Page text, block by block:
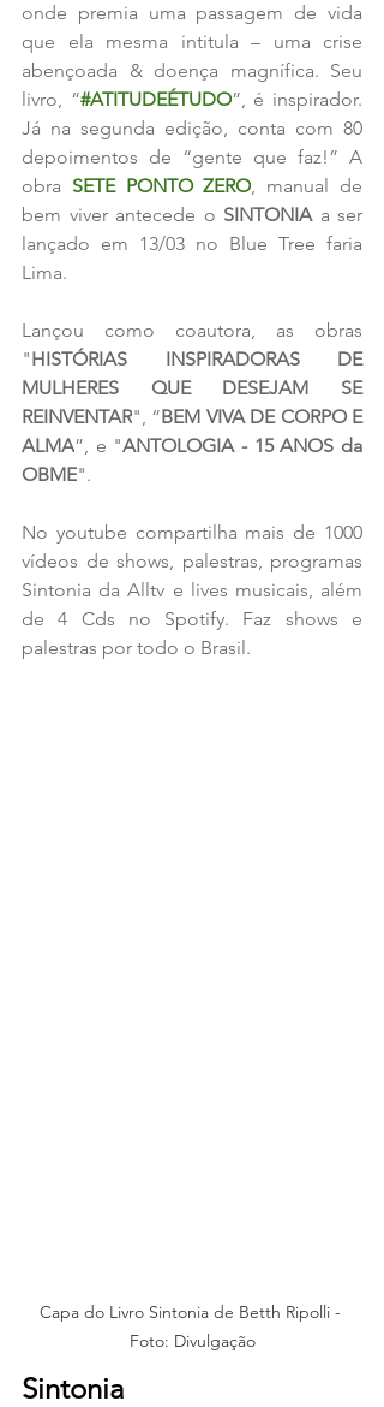
onde premia uma passagem de vida
que ela mesma intitula – uma crise
abençoada & doença magnífica. Seu
livro, “#ATITUDEÉTUDO”, é inspirador.
Já na segunda edição, conta com 80
depoimentos de “gente que faz!” A
obra SETE PONTO ZERO, manual de
bem viver antecede o SINTONIA a ser
lançado em 13/03 no Blue Tree faria
Lima.
Lançou como coautora, as obras
"HISTÓRIAS INSPIRADORAS DE
MULHERES QUE DESEJAM SE
REINVENTAR", “BEM VIVA DE CORPO E
ALMA”, e "ANTOLOGIA - 15 ANOS da
OBME".
No youtube compartilha mais de 1000
vídeos de shows, palestras, programas
Sintonia da Alltv e lives musicais, além
de 4 Cds no Spotify. Faz shows e
palestras por todo o Brasil.
Capa do Livro Sintonia de Betth Ripolli -
Foto: Divulgação
Sintonia